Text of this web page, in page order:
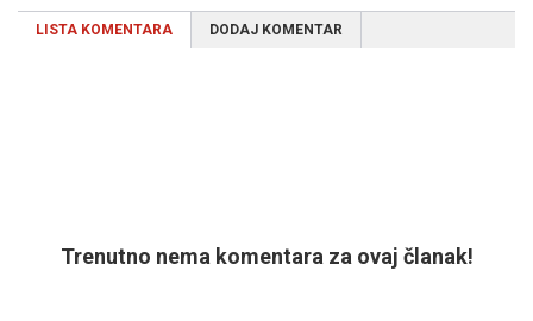
LISTA KOMENTARA DODAJ KOMENTAR
Trenutno nema komentara za ovaj članak!